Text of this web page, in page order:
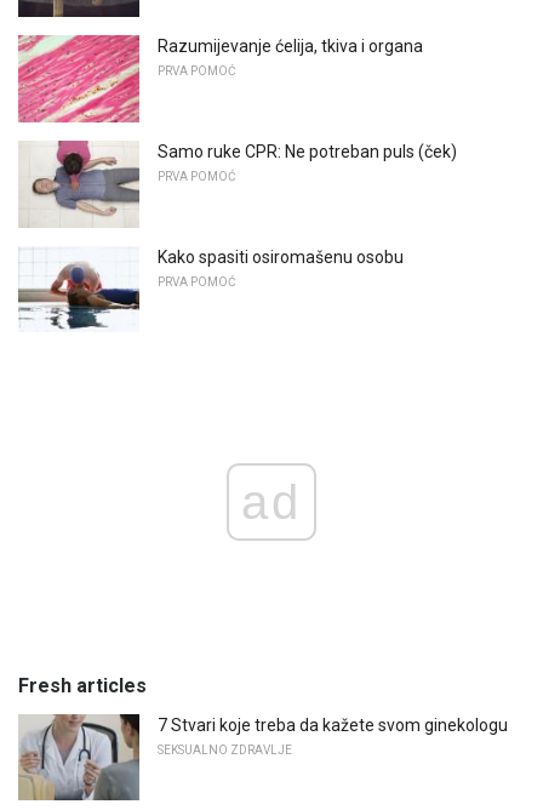
Razumijevanje ćelija, tkiva i organa
PRVA POMOĆ
Samo ruke CPR: Ne potreban puls (ček)
PRVA POMOĆ
Kako spasiti osiromašenu osobu
PRVA POMOĆ
ad
Fresh articles
7 Stvari koje treba da kažete svom ginekologu
SEKSUALNO ZDRAVLJE